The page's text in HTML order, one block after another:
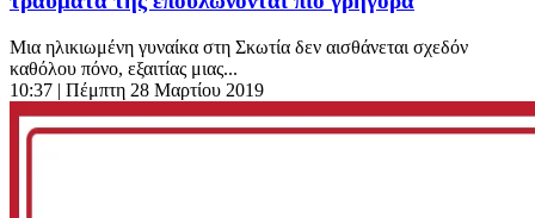
Μια ηλικιωμένη γυναίκα στη Σκωτία δεν αισθάνεται σχεδόν
καθόλου πόνο, εξαιτίας μιας...
10:37 | Πέμπτη 28 Μαρτίου 2019